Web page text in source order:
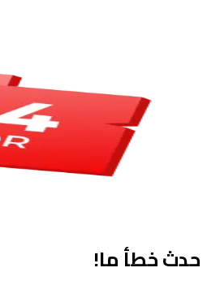
حدث خطأ ما!